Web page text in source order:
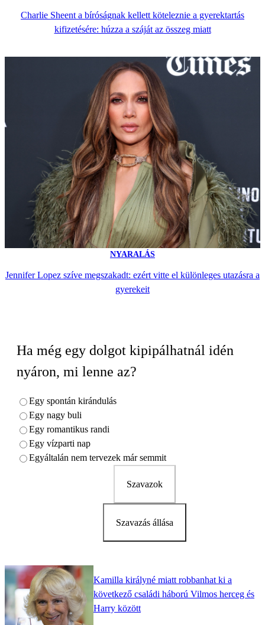
Charlie Sheent a bíróságnak kellett köteleznie a gyerektartás
kifizetésére: húzza a száját az összeg miatt
NYARALÁS
Jennifer Lopez szíve megszakadt: ezért vitte el különleges utazásra a
gyerekeit
Ha még egy dolgot kipipálhatnál idén
nyáron, mi lenne az?
Egy spontán kirándulás
Egy nagy buli
Egy romantikus randi
Egy vízparti nap
Egyáltalán nem tervezek már semmit
Szavazok
Szavazás állása
Kamilla királyné miatt robbanhat ki a
következő családi háború Vilmos herceg és
Harry között